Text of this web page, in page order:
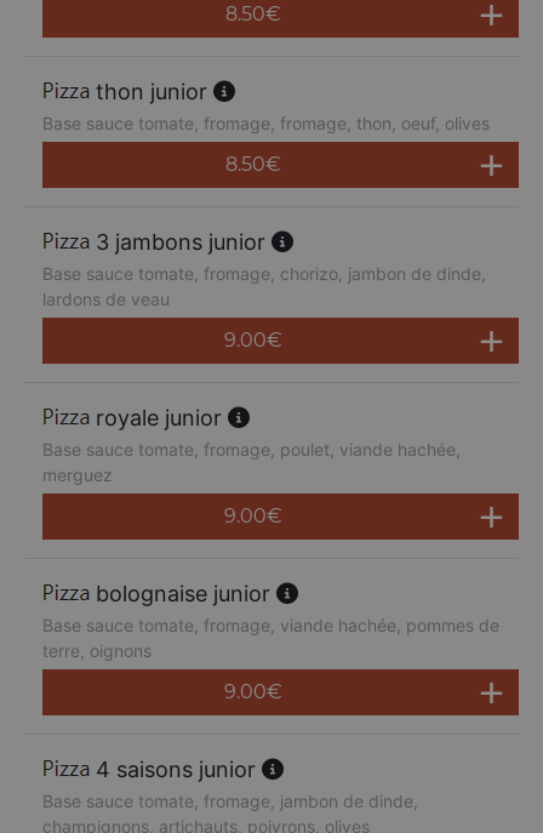
8.50€
thon junior
Base sauce tomate, fromage, fromage, thon, oeuf, olives
8.50€
3 jambons junior
Base sauce tomate, fromage, chorizo, jambon de dinde,
lardons de veau
9.00€
royale junior
Base sauce tomate, fromage, poulet, viande hachée,
merguez
9.00€
bolognaise junior
Base sauce tomate, fromage, viande hachée, pommes de
terre, oignons
9.00€
4 saisons junior
Base sauce tomate, fromage, jambon de dinde,
champignons, artichauts, poivrons, olives